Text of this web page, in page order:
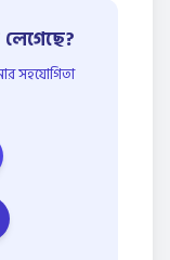
সহযোগিতা